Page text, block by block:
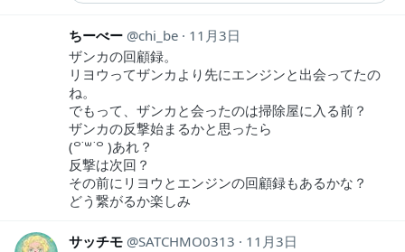
ちーべー chi_be
11月3日
ザンカの回顧録。
リヨウってザンカより先にエンジンと出会ってたの
ね。
でもって、ザンカと会ったのは掃除屋に入る前？
ザンカの反撃始まるかと思ったら
(꒪˙꒳˙꒪ )あれ？
反撃は次回？
その前にリヨウとエンジンの回顧録もあるかな？
どう繋がるか楽しみ
サッチモ SATCHMO0313
11月3日